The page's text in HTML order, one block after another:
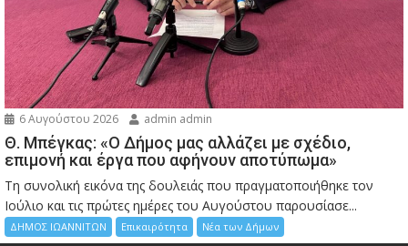
6 Αυγούστου 2026 admin admin
Θ. Μπέγκας: «Ο Δήμος μας αλλάζει με σχέδιο,
επιμονή και έργα που αφήνουν αποτύπωμα»
Τη συνολική εικόνα της δουλειάς που πραγματοποιήθηκε τον
Ιούλιο και τις πρώτες ημέρες του Αυγούστου παρουσίασε...
ΔΗΜΟΣ ΙΩΑΝΝΙΤΩΝ Επικαιρότητα Νέα των Δήμων